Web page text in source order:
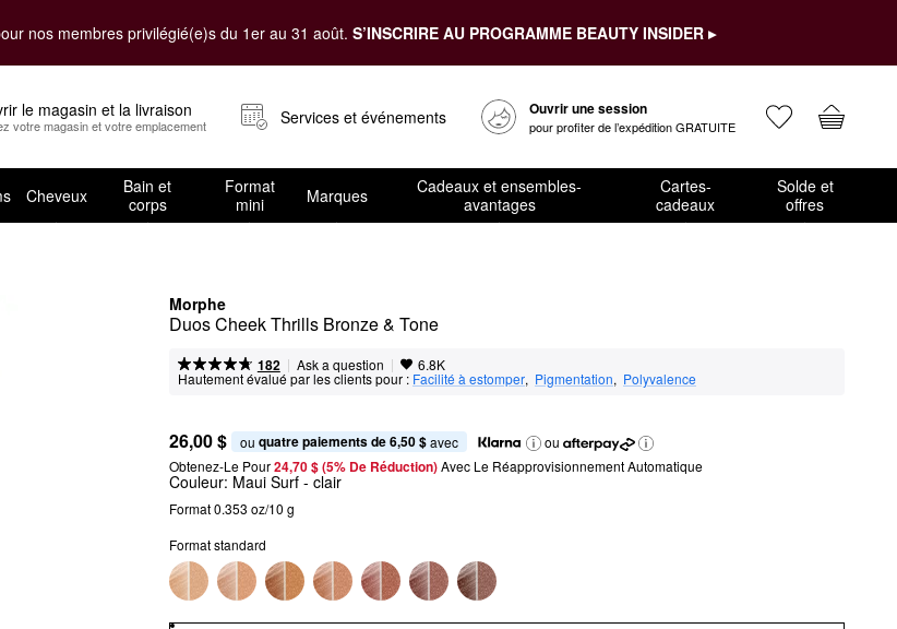
nos membres privilégié(e)s du 1er au 31 août. S’INSCRIRE AU PROGRAMME BEAUTY INSIDER ▸
le magasin et la livraison
votre magasin et votre emplacement Services et événements Ouvrir une session
pour profiter de l’expédition GRATUITE
Cheveux
Bain et
corps
Format
mini
Marques
Cadeaux et ensembles-
avantages
Cartes-
cadeaux
Solde et
offres
Morphe
Duos Cheek Thrills Bronze & Tone
182 | Ask a question | 6.8K
Hautement évalué par les clients pour : Facilité à estomper, Pigmentation, Polyvalence
26,00 $ ou quatre paiements de 6,50 $ avec
ou
Obtenez-Le Pour24,70 $ (5% De Réduction) Avec Le Réapprovisionnement Automatique
Couleur: Maui Surf - clair
Format 0.353 oz/10 g
Format standard